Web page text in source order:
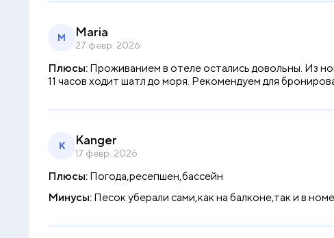
M Maria
27 февр. 2026
Плюсы: Проживанием в отеле остались довольны. Из
11 часов ходит шатл до моря. Рекомендуем для
K Kanger
17 февр. 2026
Плюсы: Погода,ресепшен,бассейн
Минусы: Песок уберали сами,как на балконе,так и в